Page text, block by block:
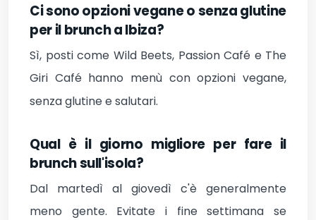
Ci sono opzioni vegane o senza glutine
per il brunch a Ibiza?
Sì, posti come Wild Beets, Passion Café e The
Giri Café hanno menù con opzioni vegane,
senza glutine e salutari.
Qual è il giorno migliore per fare il
brunch sull'isola?
Dal martedì al giovedì c'è generalmente
meno gente. Evitate i fine settimana se